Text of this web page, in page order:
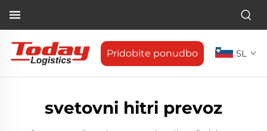
Pridobite ponudbo SL
svetovni hitri prevoz